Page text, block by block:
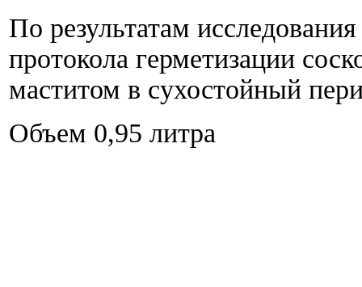
По результатам
протокола герметизации
маститом в сухостойный
Объем 0,95 литра